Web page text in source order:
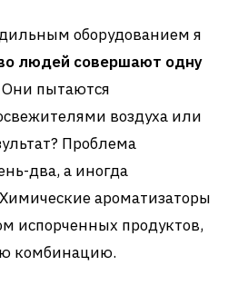
оборудованием я
людей совершают одну
Они пытаются
воздуха или
Проблема
два, а иногда
ароматизаторы
испорченных продуктов,
комбинацию.